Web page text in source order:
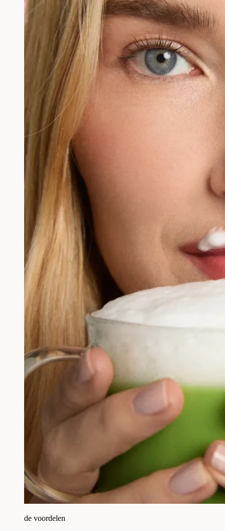
de voordelen